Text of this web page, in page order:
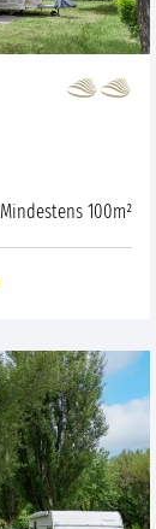
Mindestens 100m²